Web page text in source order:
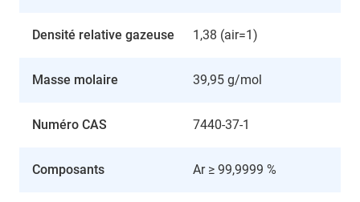
Densité relative gazeuse 1,38 (air=1)
Masse molaire 39,95 g/mol
Numéro CAS 7440-37-1
Composants Ar ≥ 99,9999 %